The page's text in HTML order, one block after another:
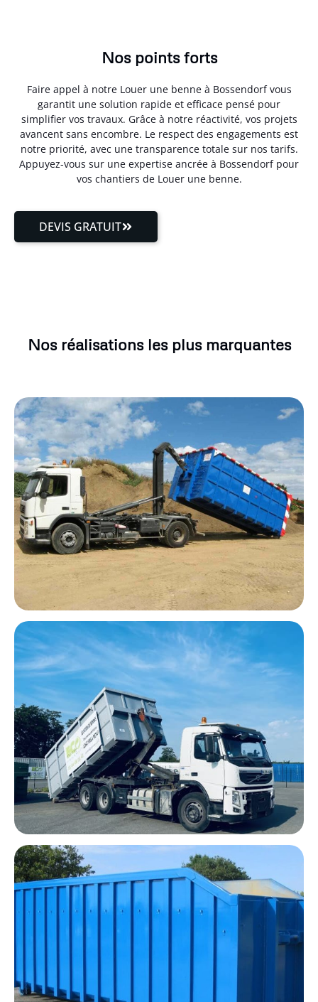
Nos points forts
Faire appel à notre Louer une benne à Bossendorf vous
garantit une solution rapide et efficace pensé pour
simplifier vos travaux. Grâce à notre réactivité, vos projets
avancent sans encombre. Le respect des engagements est
notre priorité, avec une transparence totale sur nos tarifs.
Appuyez-vous sur une expertise ancrée à Bossendorf pour
vos chantiers de Louer une benne.
DEVIS GRATUIT
Nos réalisations les plus marquantes